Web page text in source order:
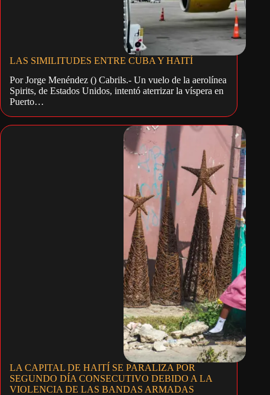
LAS SIMILITUDES ENTRE CUBA Y HAITÍ
Por Jorge Menéndez () Cabrils.- Un vuelo de la aerolínea
Spirits, de Estados Unidos, intentó aterrizar la víspera en
Puerto…
LA CAPITAL DE HAITÍ SE PARALIZA POR
SEGUNDO DÍA CONSECUTIVO DEBIDO A LA
VIOLENCIA DE LAS BANDAS ARMADAS